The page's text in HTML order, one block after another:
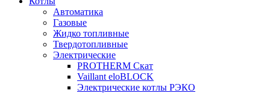
Автоматика
Газовые
Жидко топливные
Твердотопливные
Электрические
PROTHERM Скат
Vaillant eloBLOCK
Электрические котлы РЭКО